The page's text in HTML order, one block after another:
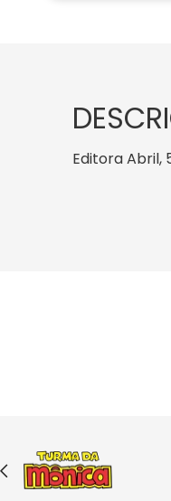
Editora Abril,